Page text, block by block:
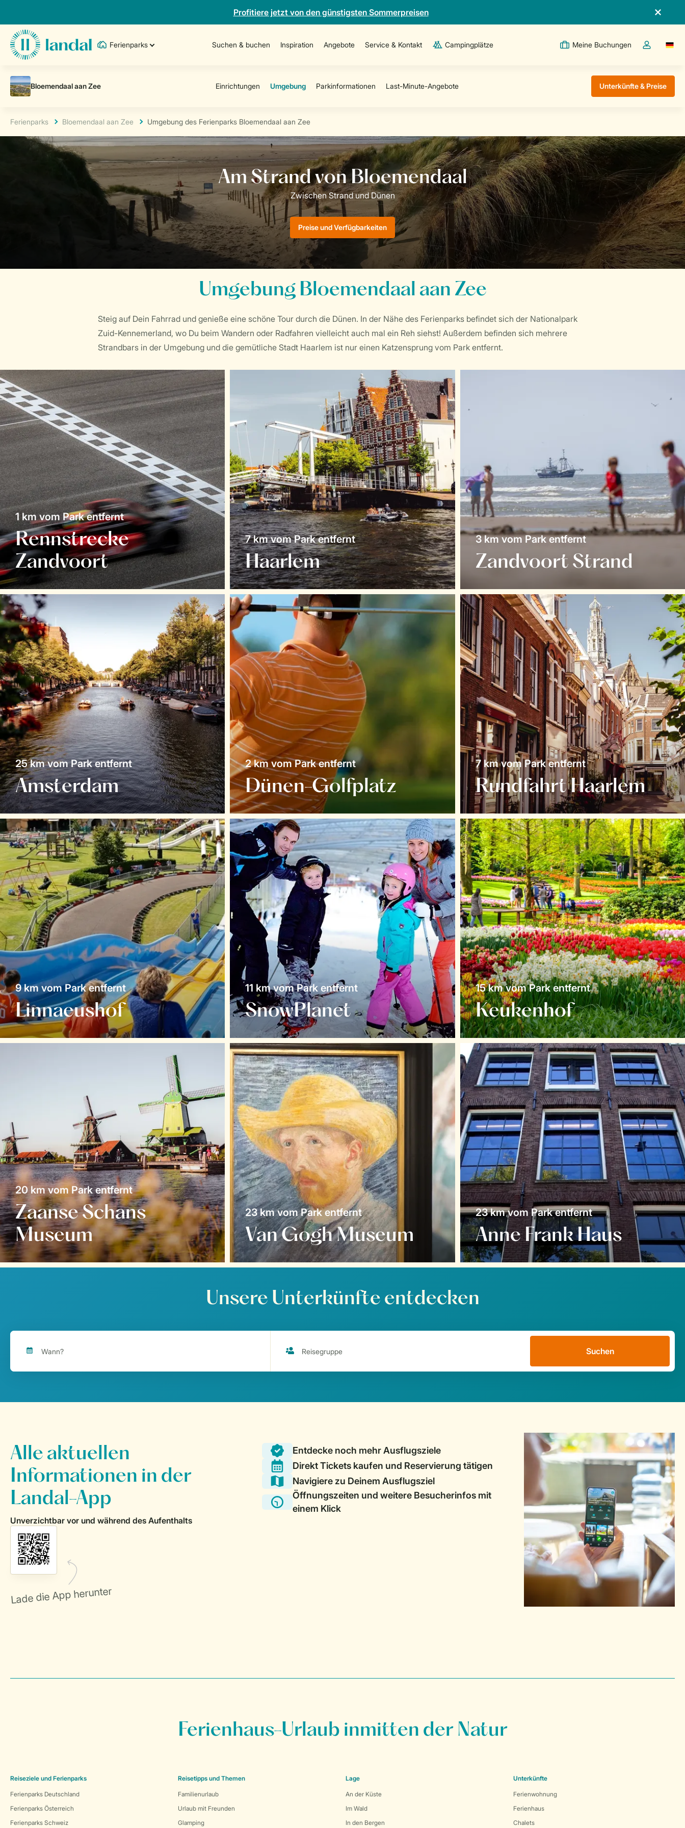
Profitiere jetzt von den günstigsten Sommerpreisen
Ferienparks Suchen & buchen Inspiration Angebote Service & Kontakt Campingplätze Meine Buchungen
Dropdown-
Unterkünfte & Preise
Ferienparks Bloemendaal aan Zee Umgebung des Ferienparks Bloemendaal aan Zee
Preise und Verfügbarkeiten
Umgebung Bloemendaal aan Zee
Steig auf Dein Fahrrad und genieße eine schöne Tour durch die Dünen. In der Nähe des Ferienparks befindet sich der Nationalpark
Zuid-Kennemerland, wo Du beim Wandern oder Radfahren vielleicht auch mal ein Reh siehst! Außerdem befinden sich mehrere
Strandbars in der Umgebung und die gemütliche Stadt Haarlem ist nur einen Katzensprung vom Park entfernt.
Rennstrecke
Zandvoort
1 km vom Park entfernt
Haarlem
7 km vom Park entfernt
Zandvoort Strand
3 km vom Park entfernt
Amsterdam
25 km vom Park entfernt
Dünen-Golfplatz
2 km vom Park entfernt
Rundfahrt Haarlem
7 km vom Park entfernt
Linnaeushof
9 km vom Park entfernt
SnowPlanet
11 km vom Park entfernt
Keukenhof
15 km vom Park entfernt
Zaanse Schans
Museum
20 km vom Park entfernt
Van Gogh Museum
23 km vom Park entfernt
Anne Frank Haus
23 km vom Park entfernt
Unsere Unterkünfte entdecken
Suchen
Ferienhaus-Urlaub inmitten der Natur
Reiseziele und Ferienparks
Ferienparks Deutschland
Ferienparks Österreich
Ferienparks Schweiz
Reisetipps und Themen
Familienurlaub
Urlaub mit Freunden
Glamping
Lage
An der Küste
Im Wald
In den Bergen
Unterkünfte
Ferienwohnung
Ferienhaus
Chalets